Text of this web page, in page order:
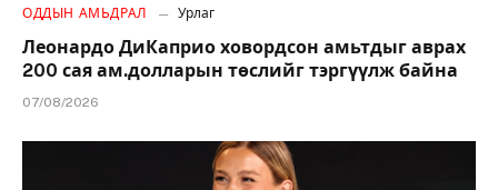
ОДДЫН АМЬДРАЛ Урлаг
Леонардо ДиКаприо ховордсон амьтдыг аврах
200 сая ам.долларын төслийг тэргүүлж байна
07/08/2026